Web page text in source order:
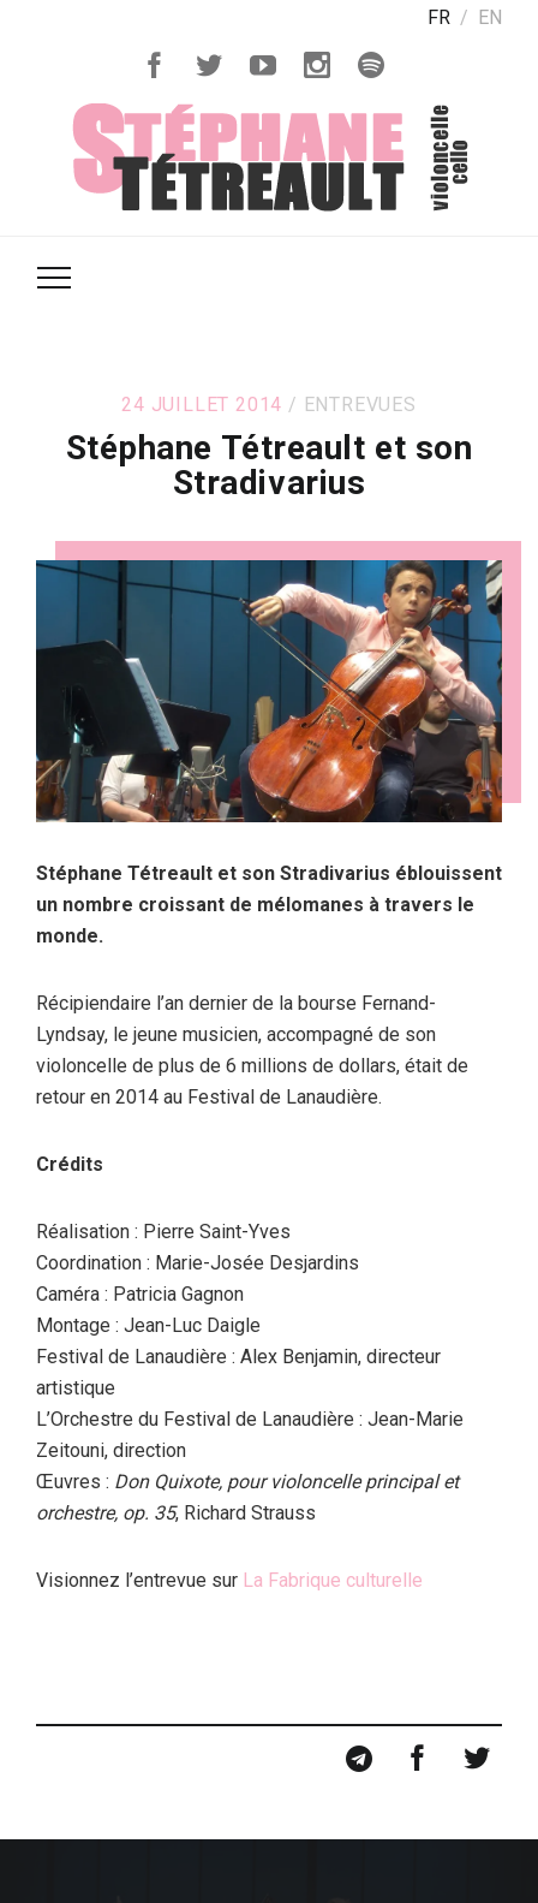
FR EN
24 JUILLET 2014 ENTREVUES
Stéphane Tétreault et son
Stradivarius
Stéphane Tétreault et son Stradivarius éblouissent
un nombre croissant de mélomanes à travers le
monde.
Récipiendaire l’an dernier de la bourse Fernand-
Lyndsay, le jeune musicien, accompagné de son
violoncelle de plus de 6 millions de dollars, était de
retour en 2014 au Festival de Lanaudière.
Crédits
Réalisation : Pierre Saint-Yves
Coordination : Marie-Josée Desjardins
Caméra : Patricia Gagnon
Montage : Jean-Luc Daigle
Festival de Lanaudière : Alex Benjamin, directeur
artistique
L’Orchestre du Festival de Lanaudière : Jean-Marie
Zeitouni, direction
Œuvres : Don Quixote, pour violoncelle principal et
orchestre, op. 35, Richard Strauss
Visionnez l’entrevue sur La Fabrique culturelle